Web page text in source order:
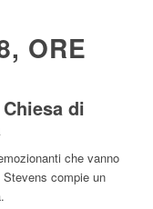
ORE
di
che vanno
compie un